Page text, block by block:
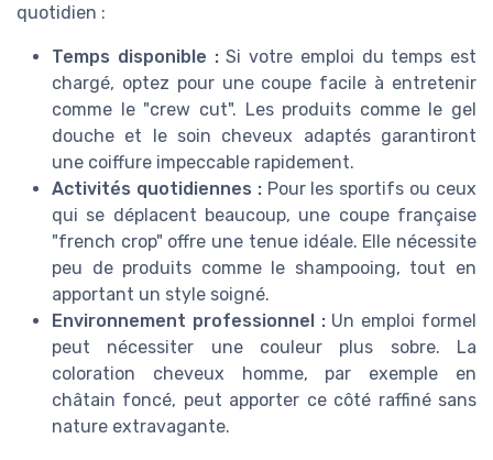
quotidien :
Temps disponible :Si votre emploi du temps est
chargé, optez pour une coupe facile à entretenir
comme le "crew cut". Les produits comme le gel
douche et le soin cheveux adaptés garantiront
une coiffure impeccable rapidement.
Activités quotidiennes :Pour les sportifs ou ceux
qui se déplacent beaucoup, une coupe française
"french crop" offre une tenue idéale. Elle nécessite
peu de produits comme le shampooing, tout en
apportant un style soigné.
Environnement professionnel :Un emploi formel
peut nécessiter une couleur plus sobre. La
coloration cheveux homme, par exemple en
châtain foncé, peut apporter ce côté raffiné sans
nature extravagante.